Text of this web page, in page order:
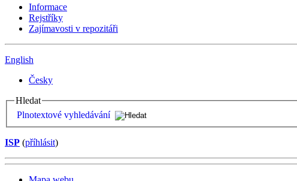
Informace
Rejstříky
Zajímavosti v repozitáři
English
Česky
Hledat
Plnotextové vyhledávání
ISP (příhlásit)